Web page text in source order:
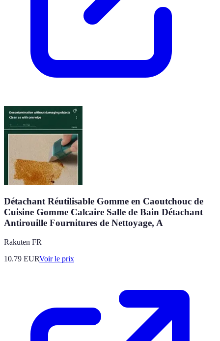
Détachant Réutilisable Gomme en Caoutchouc de
Cuisine Gomme Calcaire Salle de Bain Détachant
Antirouille Fournitures de Nettoyage, A
Rakuten FR
10.79 EURVoir le prix